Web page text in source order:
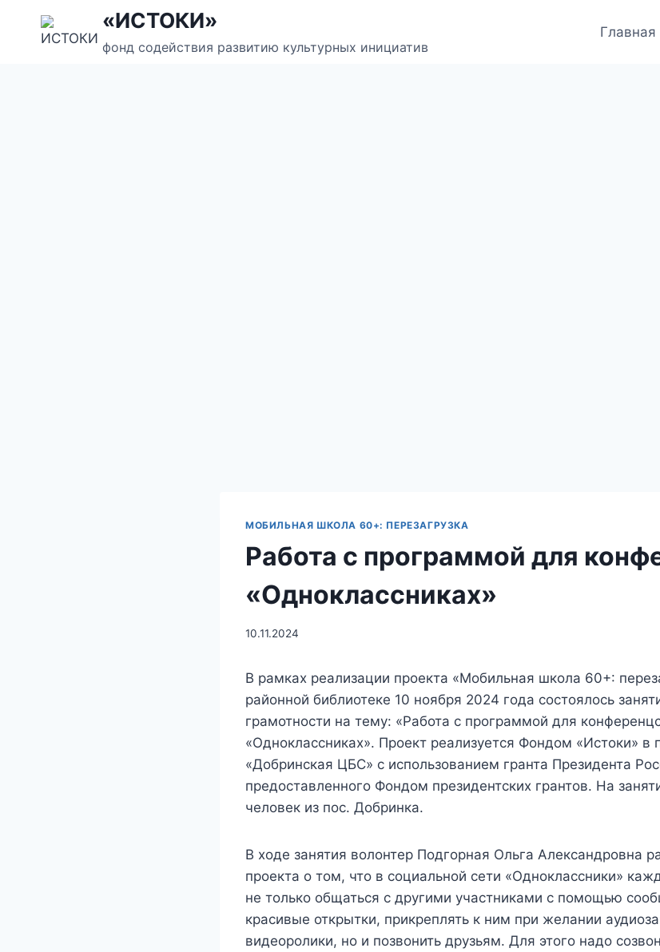
«ИСТОКИ»
фонд содействия развитию культурных инициатив
Главная
МОБИЛЬНАЯ ШКОЛА 60+: ПЕРЕЗАГРУЗКА
Работа с программой для
«Одноклассниках»
10.11.2024
В рамках реализации проекта «Мобильная школа 60+:
районной библиотеке 10 ноября 2024 года состоялось
грамотности на тему: «Работа с программой для
«Одноклассниках». Проект реализуется Фондом «Истоки» в
«Добринская ЦБС» с использованием гранта Президента
предоставленного Фондом президентских грантов. На
человек из пос. Добринка.
В ходе занятия волонтер Подгорная Ольга Александровна
проекта о том, что в социальной сети «Одноклассники»
не только общаться с другими участниками с помощью
красивые открытки, прикреплять к ним при желании
видеоролики, но и позвонить друзьям. Для этого надо